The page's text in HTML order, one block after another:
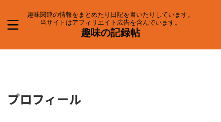
趣味関連の情報をまとめたり日記を書いたりしています。
当サイトはアフィリエイト広告を含んでいます。
趣味の記録帖
プロフィール